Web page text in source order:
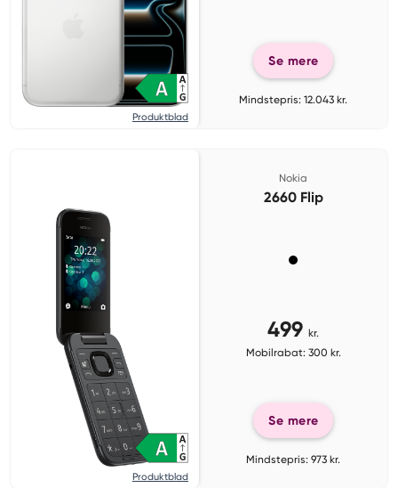
Produktblad
Se mere
Mindstepris: 12.043 kr.
Produktblad
Nokia
2660 Flip
499 kr.
Mobilrabat: 300 kr.
Se mere
Mindstepris: 973 kr.